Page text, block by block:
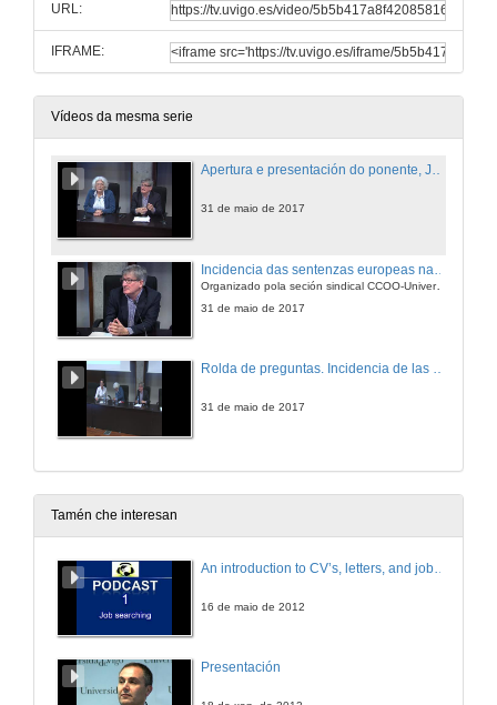
URL:
IFRAME:
Vídeos da mesma serie
Apertura e presentación do ponente, Jaime Cabeza
31 de maio de 2017
Organizado pola seción sindical CCOO-Universidade de Vigo
31 de maio de 2017
Rolda de preguntas. Incidencia de las sentencias europeas en las condiciones de empleo y cesamientos de personal interino
31 de maio de 2017
Tamén che interesan
16 de maio de 2012
Presentación